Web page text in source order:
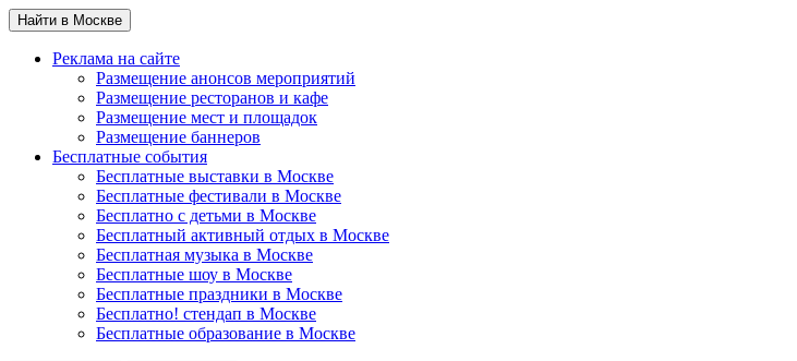
Найти в Москве
Реклама на сайте
Размещение анонсов мероприятий
Размещение ресторанов и кафе
Размещение мест и площадок
Размещение баннеров
Бесплатные события
Бесплатные выставки в Москве
Бесплатные фестивали в Москве
Бесплатно с детьми в Москве
Бесплатный активный отдых в Москве
Бесплатная музыка в Москве
Бесплатные шоу в Москве
Бесплатные праздники в Москве
Бесплатно! стендап в Москве
Бесплатные образование в Москве